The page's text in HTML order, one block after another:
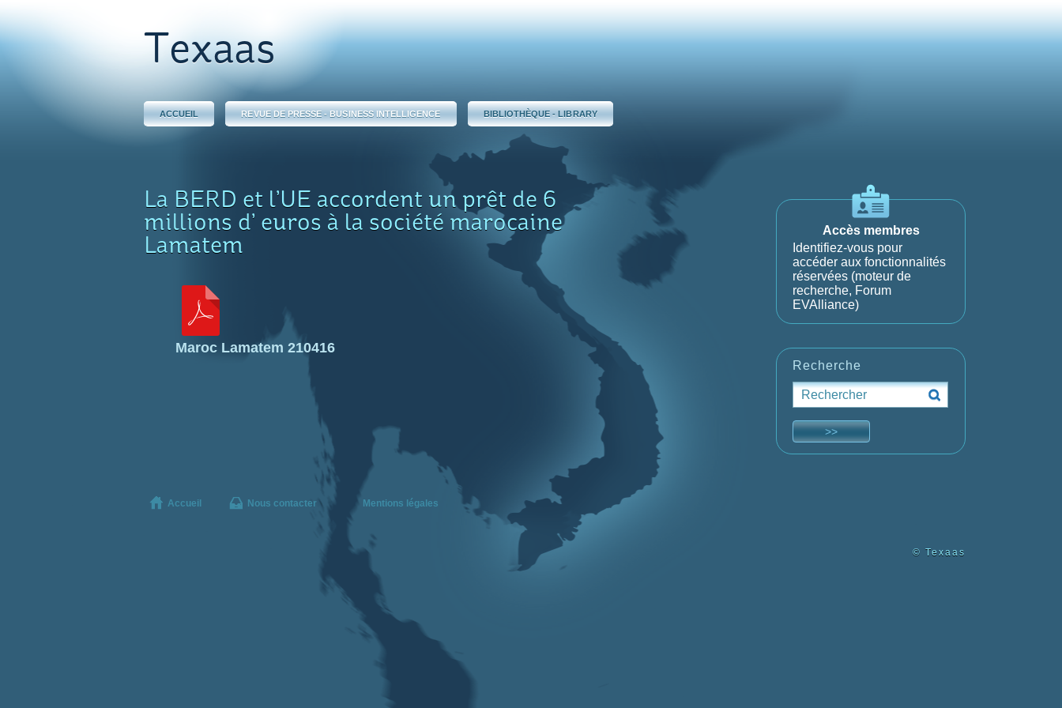
Texaas
ACCUEIL REVUE DE PRESSE - BUSINESS INTELLIGENCE BIBLIOTHÈQUE - LIBRARY
La BERD et l’UE accordent un prêt de 6
millions d’ euros à la société marocaine
Lamatem
Maroc Lamatem 210416
Accès membres
Identifiez-vous pour
accéder aux fonctionnalités
réservées (moteur de
recherche, Forum
EVAlliance)
Recherche
Accueil Nous contacter Mentions légales
© Texaas